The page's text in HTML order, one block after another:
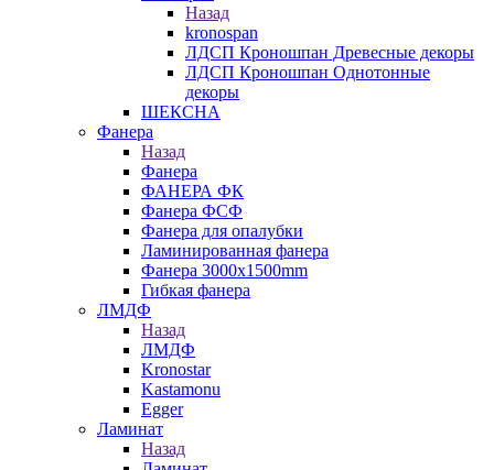
Назад
kronospan
ЛДСП Кроношпан Древесные декоры
ЛДСП Кроношпан Однотонные
декоры
ШЕКСНА
Фанера
Назад
Фанера
ФАНЕРА ФК
Фанера ФСФ
Фанера для опалубки
Ламинированная фанера
Фанера 3000х1500mm
Гибкая фанера
ЛМДФ
Назад
ЛМДФ
Kronostar
Kastamonu
Egger
Ламинат
Назад